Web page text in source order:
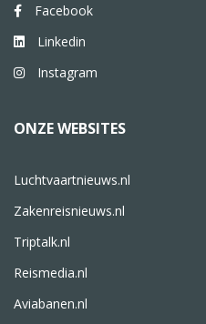
Facebook
Linkedin
Instagram
ONZE WEBSITES
Luchtvaartnieuws.nl
Zakenreisnieuws.nl
Triptalk.nl
Reismedia.nl
Aviabanen.nl